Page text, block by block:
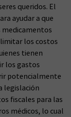
queridos. El
ayudar a que
medicamentos
los costos
tienen
los gastos
potencialmente
legislación
fiscales para las
médicos, lo cual